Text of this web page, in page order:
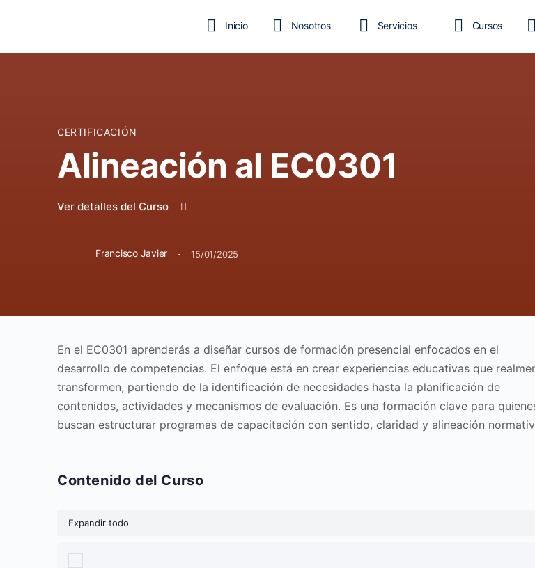
Inicio Nosotros Servicios Cursos
CERTIFICACIÓN
Alineación al EC0301
Ver detalles del Curso
Francisco Javier · 15/01/2025
En el EC0301 aprenderás a diseñar cursos de formación presencial enfocados en el
desarrollo de competencias. El enfoque está en crear experiencias educativas que
transformen, partiendo de la identificación de necesidades hasta la planificación de
contenidos, actividades y mecanismos de evaluación. Es una formación clave para
buscan estructurar programas de capacitación con sentido, claridad y alineación
Contenido del Curso
Expandir todo